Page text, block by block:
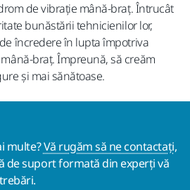
de vibrație mână-braț. Întrucât
bunăstării tehnicienilor lor,
încredere în lupta împotriva
braț. Împreună, să creăm
și mai sănătoase.
multe?Vă rugăm să ne contactați,
de suport formată din experți vă